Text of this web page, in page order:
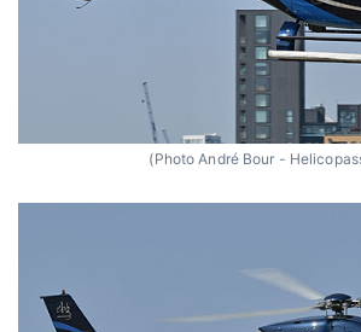
(Photo André Bour -